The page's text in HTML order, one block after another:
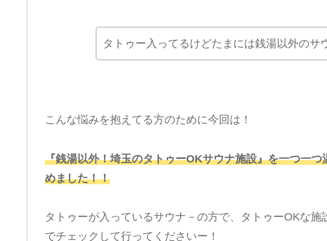
タトゥー入ってるけどたまには銭湯以外のサ
こんな悩みを抱えてる方のために今回は！
『銭湯以外！埼玉のタトゥーOKサウナ施設』を一つ一
めました！！
タトゥーが入っているサウナ－の方で、タトゥーOKな
でチェックして行ってくださいー！